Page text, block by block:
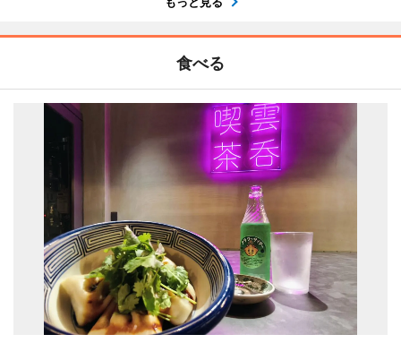
食べる